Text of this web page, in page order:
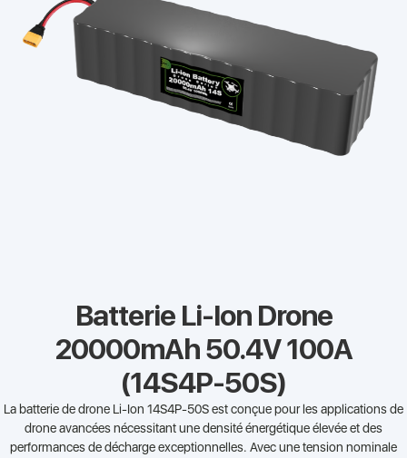
Batterie Li-Ion Drone
20000mAh 50.4V 100A
(14S4P-50S)
La batterie de drone Li-Ion 14S4P-50S est conçue pour les applications de
drone avancées nécessitant une densité énergétique élevée et des
performances de décharge exceptionnelles. Avec une tension nominale